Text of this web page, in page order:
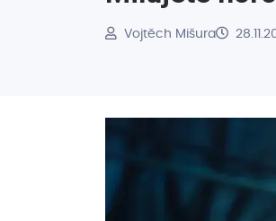
Vojtěch Mišura